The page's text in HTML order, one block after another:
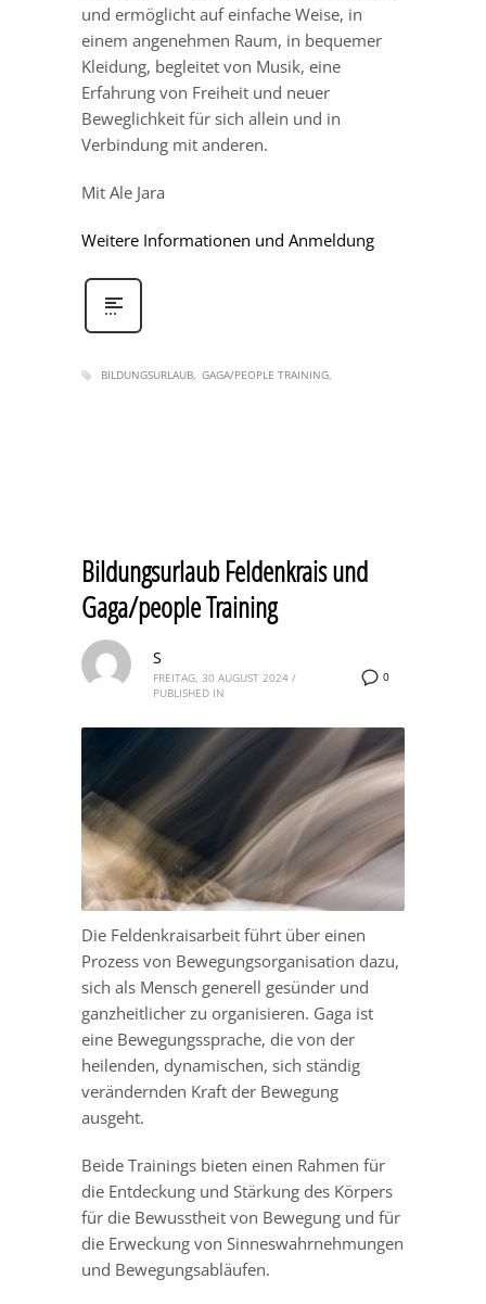
und ermöglicht auf einfache Weise, in
einem angenehmen Raum, in bequemer
Kleidung, begleitet von Musik, eine
Erfahrung von Freiheit und neuer
Beweglichkeit für sich allein und in
Verbindung mit anderen.
Mit Ale Jara
Weitere Informationen und Anmeldung
BILDUNGSURLAUB GAGA/PEOPLE TRAINING
Bildungsurlaub Feldenkrais und
Gaga/people Training
0
S
FREITAG, 30 AUGUST 2024 /
PUBLISHED IN
Die Feldenkraisarbeit führt über einen
Prozess von Bewegungsorganisation dazu,
sich als Mensch generell gesünder und
ganzheitlicher zu organisieren. Gaga ist
eine Bewegungssprache, die von der
heilenden, dynamischen, sich ständig
verändernden Kraft der Bewegung
ausgeht.
Beide Trainings bieten einen Rahmen für
die Entdeckung und Stärkung des Körpers
für die Bewusstheit von Bewegung und für
die Erweckung von Sinneswahrnehmungen
und Bewegungsabläufen.